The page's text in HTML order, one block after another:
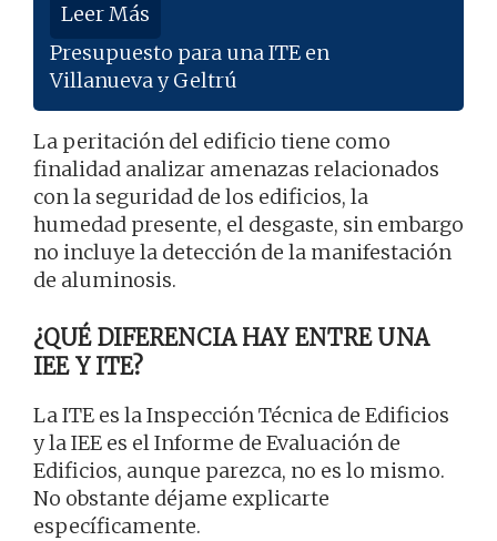
Leer Más
Presupuesto para una ITE en
Villanueva y Geltrú
La peritación del edificio tiene como
finalidad analizar amenazas relacionados
con la seguridad de los edificios, la
humedad presente, el desgaste, sin embargo
no incluye la detección de la manifestación
de aluminosis.
¿QUÉ DIFERENCIA HAY ENTRE UNA
IEE Y ITE?
La ITE es la Inspección Técnica de Edificios
y la IEE es el Informe de Evaluación de
Edificios, aunque parezca, no es lo mismo.
No obstante déjame explicarte
específicamente.